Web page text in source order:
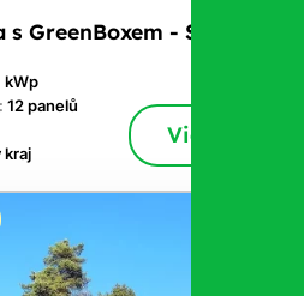
GreenBoxem - Staré
kWp
12 panelů
kraj
Viac